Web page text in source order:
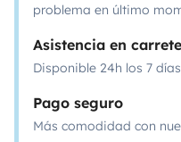
problema en último
Asistencia en
Disponible 24h los 7
Pago seguro
Más comodidad con